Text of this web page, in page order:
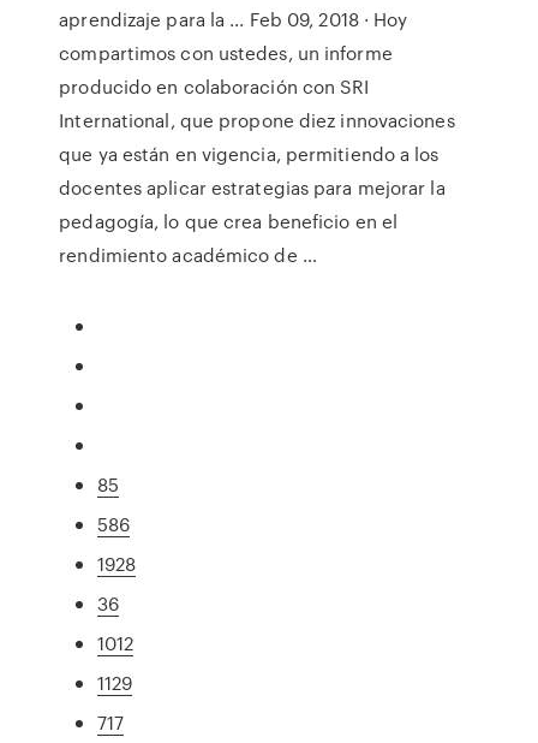
aprendizaje para la ... Feb 09, 2018 · Hoy
compartimos con ustedes, un informe
producido en colaboración con SRI
International, que propone diez innovaciones
que ya están en vigencia, permitiendo a los
docentes aplicar estrategias para mejorar la
pedagogía, lo que crea beneficio en el
rendimiento académico de …
85
586
1928
36
1012
1129
717